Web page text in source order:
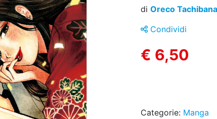
di Oreco Tachibana
Condividi
€ 6,50
Categorie: Manga